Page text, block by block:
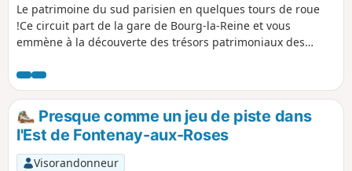
Le patrimoine du sud parisien en quelques tours de roue
!Ce circuit part de la gare de Bourg-la-Reine et vous
emmène à la découverte des trésors patrimoniaux des
Bagneux, Châtillon, Malakoff et Vanves pour découvrir l'âme
du sud parisien.
Presque comme un jeu de piste dans
l'Est de Fontenay-aux-Roses
Visorandonneur